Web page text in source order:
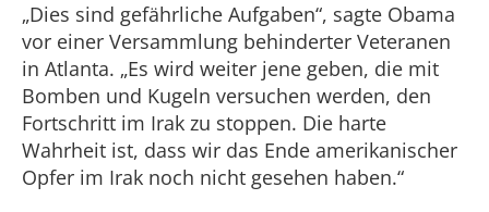
„Dies sind gefährliche Aufgaben“, sagte Obama
vor einer Versammlung behinderter Veteranen
in Atlanta. „Es wird weiter jene geben, die mit
Bomben und Kugeln versuchen werden, den
Fortschritt im Irak zu stoppen. Die harte
Wahrheit ist, dass wir das Ende amerikanischer
Opfer im Irak noch nicht gesehen haben.“